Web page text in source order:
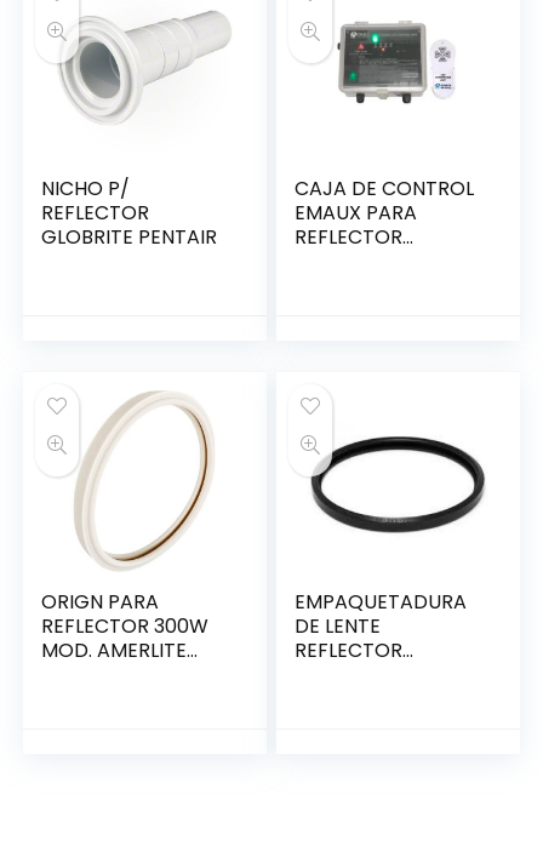
NICHO P/
REFLECTOR
GLOBRITE PENTAIR
CAJA DE CONTROL
EMAUX PARA
REFLECTOR
ORIGN PARA
REFLECTOR 300W
MOD. AMERLITE
EMPAQUETADURA
DE LENTE
REFLECTOR